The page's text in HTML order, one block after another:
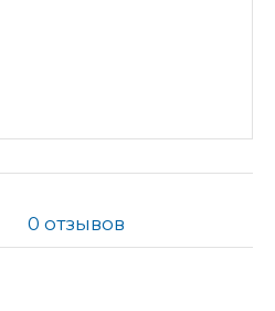
0 отзывов